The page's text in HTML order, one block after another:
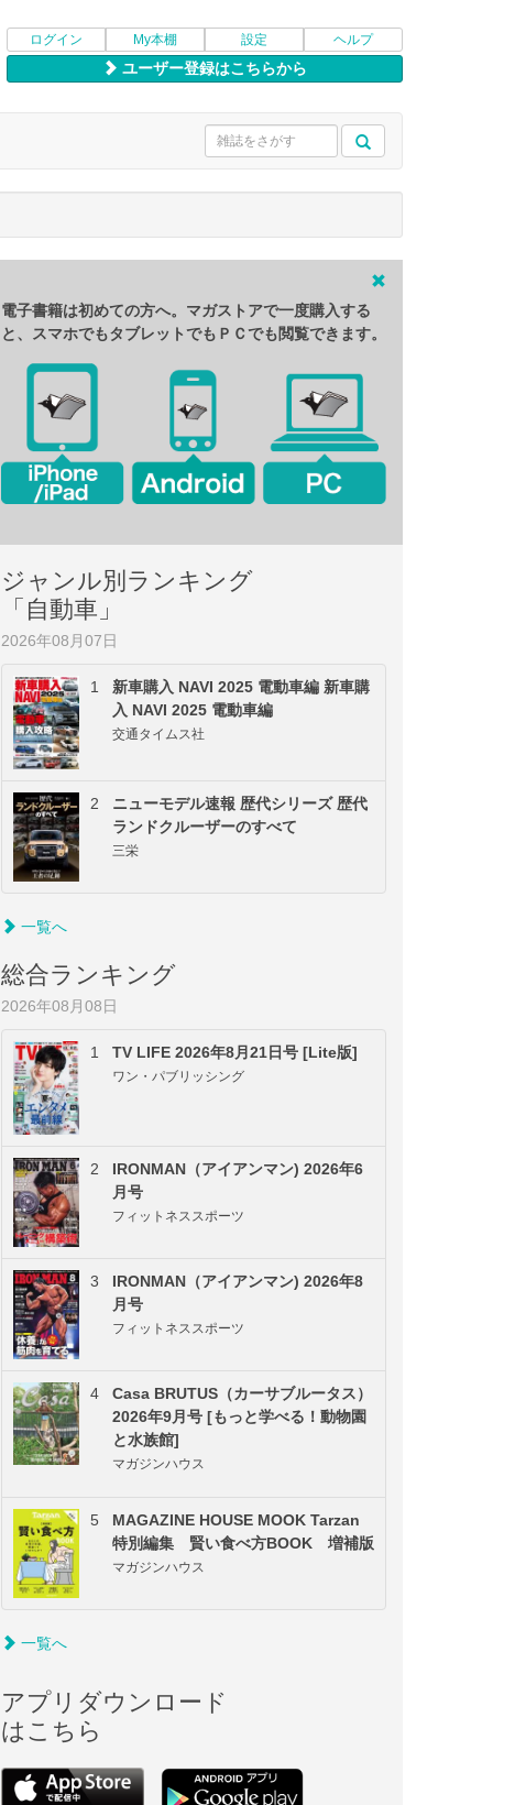
ログイン My本棚 設定 ヘルプ
ユーザー登録はこちらから
電子書籍は初めての方へ。マガストアで一度購入する
と、スマホでもタブレットでもＰＣでも閲覧できます。
ジャンル別ランキング
「自動車」
2026年08月07日
1
新車購入 NAVI 2025 電動車編 新車購
入 NAVI 2025 電動車編
交通タイムス社
2
ニューモデル速報 歴代シリーズ 歴代
ランドクルーザーのすべて
三栄
一覧へ
総合ランキング
2026年08月08日
1 TV LIFE 2026年8月21日号 [Lite版]
ワン・パブリッシング
2
IRONMAN（アイアンマン) 2026年6
月号
フィットネススポーツ
3
IRONMAN（アイアンマン) 2026年8
月号
フィットネススポーツ
4
Casa BRUTUS（カーサブルータス）
2026年9月号 [もっと学べる！動物園
と水族館]
マガジンハウス
5
MAGAZINE HOUSE MOOK Tarzan
特別編集 賢い食べ方BOOK 増補版
マガジンハウス
一覧へ
アプリダウンロード
はこちら